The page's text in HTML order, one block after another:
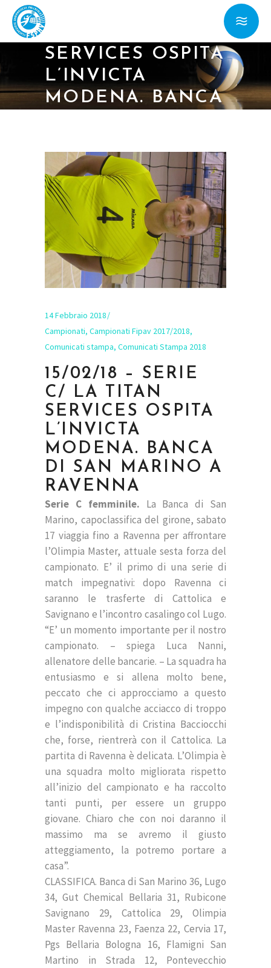
SERVICES OSPITA
L’INVICTA
MODENA. BANCA
14 Febbraio 2018
Campionati, Campionati Fipav 2017/2018,
Comunicati stampa, Comunicati Stampa 2018
15/02/18 – SERIE
C/ LA TITAN
SERVICES OSPITA
L’INVICTA
MODENA. BANCA
DI SAN MARINO A
RAVENNA
Serie C femminile. La Banca di San
Marino, capoclassifica del girone, sabato
17 viaggia fino a Ravenna per affrontare
l’Olimpia Master, attuale sesta forza del
campionato. E’ il primo di una serie di
match impegnativi: dopo Ravenna ci
saranno le trasferte di Cattolica e
Savignano e l’incontro casalingo col Lugo.
“E’ un momento importante per il nostro
campionato. – spiega Luca Nanni,
allenatore delle bancarie. – La squadra ha
entusiasmo e si allena molto bene,
peccato che ci approcciamo a questo
impegno con qualche acciacco di troppo
e l’indisponibilità di Cristina Bacciocchi
che, forse, rientrerà con il Cattolica. La
partita di Ravenna è delicata. L’Olimpia è
una squadra molto migliorata rispetto
all’inizio del campionato e ha raccolto
tanti punti, per essere un gruppo
giovane. Chiaro che con noi daranno il
massimo ma se avremo il giusto
atteggiamento, la potremo portare a
casa”.
CLASSIFICA. Banca di San Marino 36, Lugo
34, Gut Chemical Bellaria 31, Rubicone
Savignano 29, Cattolica 29, Olimpia
Master Ravenna 23, Faenza 22, Cervia 17,
Pgs Bellaria Bologna 16, Flamigni San
Martino in Strada 12, Pontevecchio